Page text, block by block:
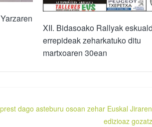
XII. Bidasoako Rallyak
errepideak zeharkatuko ditu
martxoaren 30ean
dago asteburu osoan zehar Euskal
edizioaz